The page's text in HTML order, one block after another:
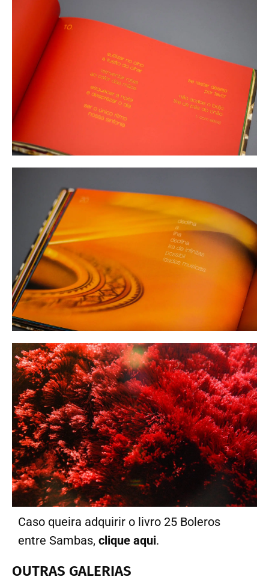
Caso queira adquirir o livro 25 Boleros
entre Sambas, clique aqui.
OUTRAS GALERIAS